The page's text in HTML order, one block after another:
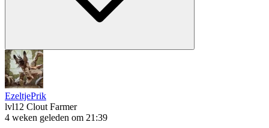
EzeltjePrik
lvl12 Clout Farmer
4 weken geleden om 21:39